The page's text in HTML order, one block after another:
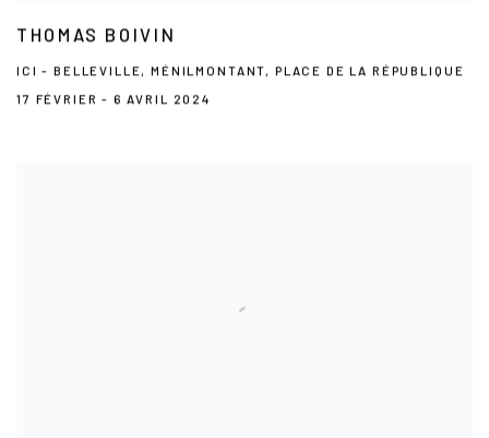
THOMAS BOIVIN
ICI - BELLEVILLE, MÉNILMONTANT, PLACE DE LA RÉPUBLIQUE
17 FÉVRIER - 6 AVRIL 2024